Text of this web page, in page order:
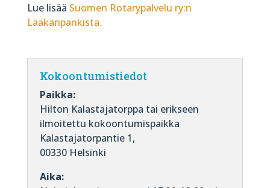
Lue lisää Suomen Rotarypalvelu ry:n
Lääkäripankista.
Kokoontumistiedot
Paikka:
Hilton Kalastajatorppa tai erikseen
ilmoitettu kokoontumispaikka
Kalastajatorpantie 1,
00330 Helsinki
Aika: